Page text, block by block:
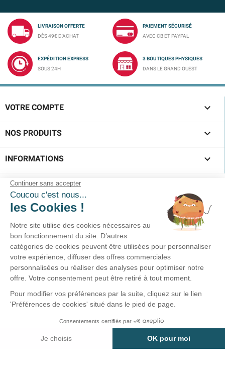
LIVRAISON OFFERTE
DÈS 49€ D'ACHAT
PAIEMENT SÉCURISÉ
AVEC CB ET PAYPAL
EXPÉDITION EXPRESS
SOUS 24H
3 BOUTIQUES PHYSIQUES
DANS LE GRAND OUEST
VOTRE COMPTE 
NOS PRODUITS 
INFORMATIONS 
Service clients
02-40-45-25-96
Du lundi au vendredi
10h00-12h30 / 15h00-18h30
Nous écrire >
© 2026 - Tralala-Fetes.fr - Réalisé par MyWebShop